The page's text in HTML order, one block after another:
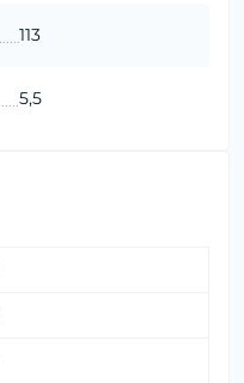
113
5,5